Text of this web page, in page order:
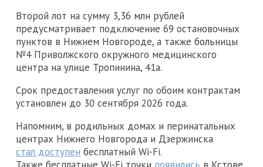
Второй лот на сумму 3,36 млн рублей
предусматривает подключение 69 остановочных
пунктов в Нижнем Новгороде, а также больницы
№4 Приволжского окружного медицинского
центра на улице Тропинина, 41а.
Срок предоставления услуг по обоим контрактам
установлен до 30 сентября 2026 года.
Напомним, в родильных домах и перинатальных
центрах Нижнего Новгорода и Дзержинска
стал доступен бесплатный Wi-Fi.
Также бесплатные Wi-Fi точки появились в Кстове.